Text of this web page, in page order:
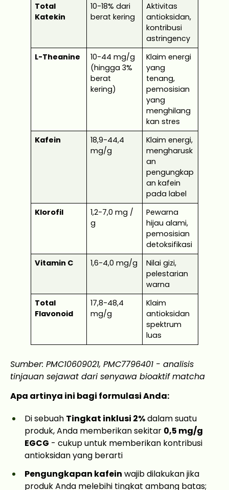
Total
Katekin
10-18% dari
berat kering
Aktivitas
antioksidan,
kontribusi
astringency
L-Theanine
10-44 mg/g
(hingga 3%
berat
kering)
Klaim energi
yang
tenang,
pemosisian
yang
menghilang
kan stres
Kafein
18,9-44,4
mg/g
Klaim energi,
mengharusk
an
pengungkap
an kafein
pada label
Klorofil
1,2-7,0 mg /
g
Pewarna
hijau alami,
pemosisian
detoksifikasi
Vitamin C
1,6-4,0 mg/g
Nilai gizi,
pelestarian
warna
Total
Flavonoid
17,8-48,4
mg/g
Klaim
antioksidan
spektrum
luas
Sumber: PMC10609021, PMC7796401 - analisis
tinjauan sejawat dari senyawa bioaktif matcha
Apa artinya ini bagi formulasi Anda:
Di sebuah Tingkat inklusi 2%dalam suatu
produk, Anda memberikan sekitar 0,5 mg/g
EGCG - cukup untuk memberikan kontribusi
antioksidan yang berarti
Pengungkapan kafein wajib dilakukan jika
produk Anda melebihi tingkat ambang batas;